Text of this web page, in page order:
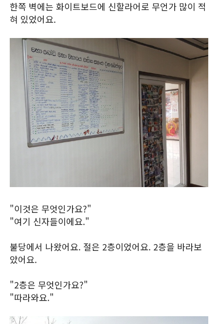
한쪽 벽에는 화이트보드에 신할라어로 무언가 많이 적
혀 있었어요.
"이것은 무엇인가요?"
"여기 신자들이에요."
불당에서 나왔어요. 절은 2층이었어요. 2층을 바라보
았어요.
"2층은 무엇인가요?"
"따라와요."